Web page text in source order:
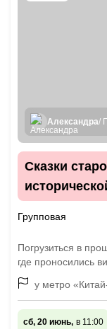
Александра/
Сказки
Групповая
Погрузиться в
где проносились
у метро
сб, 20 июнь, в 11:00